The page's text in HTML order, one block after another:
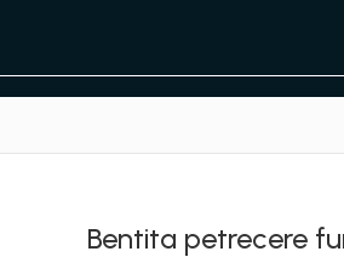
Bentita petrecere